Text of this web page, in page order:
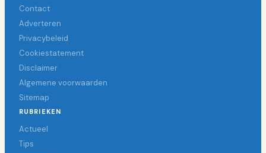
Contact
Adverteren
Privacybeleid
Cookiestatement
Disclaimer
Algemene voorwaarden
Sitemap
RUBRIEKEN
Actueel
Tips